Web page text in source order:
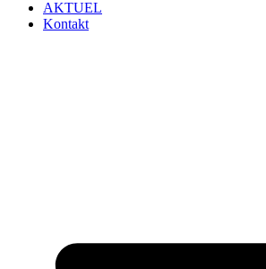
AKTUEL
Kontakt